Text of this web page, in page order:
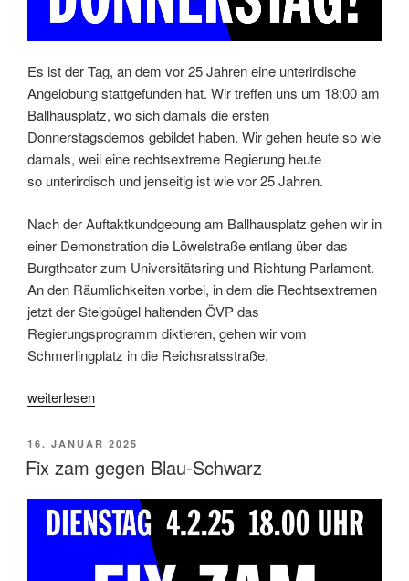
Es ist der Tag, an dem vor 25 Jahren eine unterirdische
Angelobung stattgefunden hat. Wir treffen uns um 18:00 am
Ballhausplatz, wo sich damals die ersten
Donnerstagsdemos gebildet haben. Wir gehen heute so wie
damals, weil eine rechtsextreme Regierung heute
so unterirdisch und jenseitig ist wie vor 25 Jahren.
Nach der Auftaktkundgebung am Ballhausplatz gehen wir in
einer Demonstration die Löwelstraße entlang über das
Burgtheater zum Universitätsring und Richtung Parlament.
An den Räumlichkeiten vorbei, in dem die Rechtsextremen
jetzt der Steigbügel haltenden ÖVP das
Regierungsprogramm diktieren, gehen wir vom
Schmerlingplatz in die Reichsratsstraße.
„Am
ist
Dienstag
Donnerstag!“
weiterlesen
VERÖFFENTLICHT
AM
16. JANUAR 2025
Fix zam gegen Blau-Schwarz